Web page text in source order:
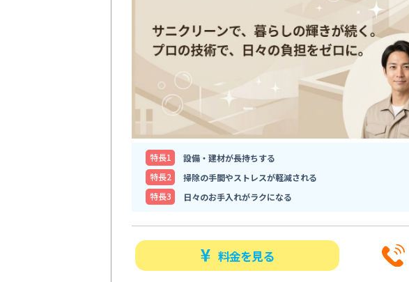
特⻑1
設備・建材が長持ちする
特⻑2
掃除の手間やストレスが軽減される
特⻑3
日々のお手入れがラクになる
料金を見る